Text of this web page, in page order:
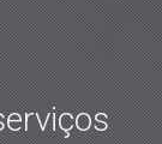
que faz